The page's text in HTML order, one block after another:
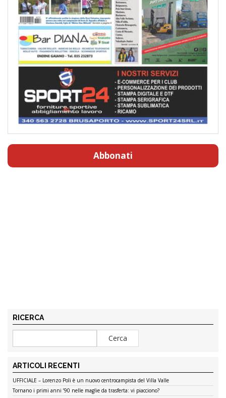
Abbonati
RICERCA
ARTICOLI RECENTI
UFFICIALE – Lorenzo Poli è un nuovo centrocampista del Villa Valle
Tornano i primi anni ’90 nelle maglie da trasferta: vi piacciono?